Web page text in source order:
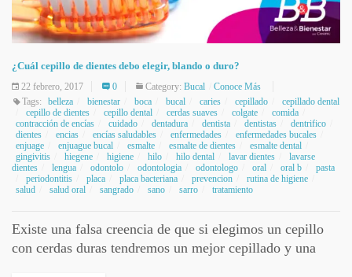
¿Cuál cepillo de dientes debo elegir, blando o duro?
22 febrero, 2017 0 Category: Bucal
Conoce Más
Tags:
belleza bienestar boca bucal caries cepillado
cepillado dental
cepillo de dientes
cepillo dental cerdas suaves colgate
comida
contracción de encías
cuidado dentadura dentista dentistas
dentrifico
dientes
encias encías saludables enfermedades
enfermedades bucales
enjuage
enjuague bucal esmalte esmalte de dientes
esmalte dental
gingivitis
hiegene higiene hilo hilo dental lavar dientes
lavarse
dientes
lengua odontolo odontologia odontologo oral oral b
pasta
periodontitis
placa placa bacteriana prevencion
rutina de higiene
salud
salud oral sangrado sano sarro tratamiento
Existe una falsa creencia de que si elegimos un cepillo
con cerdas duras tendremos un mejor cepillado y una